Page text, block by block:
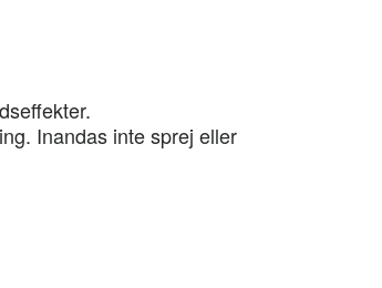
Inandas inte sprej eller